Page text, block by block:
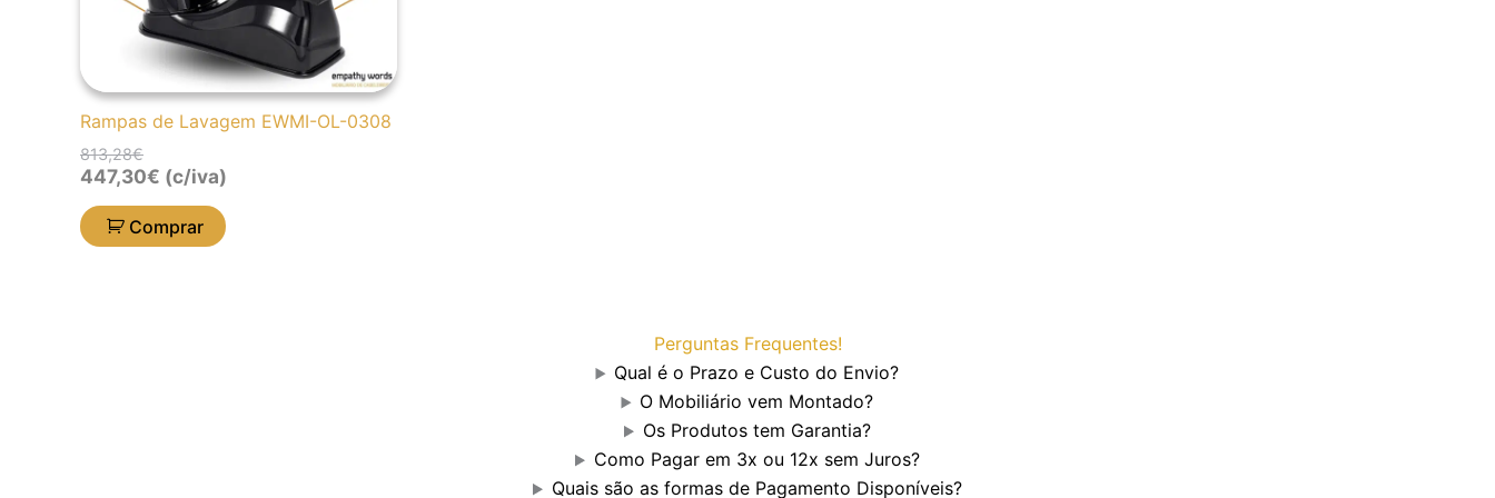
Rampas de Lavagem EWMI-OL-0308
813,28€
447,30€ (c/iva)
Comprar
Perguntas Frequentes!
Qual é o Prazo e Custo do Envio?
O Mobiliário vem Montado?
Os Produtos tem Garantia?
Como Pagar em 3x ou 12x sem Juros?
Quais são as formas de Pagamento Disponíveis?